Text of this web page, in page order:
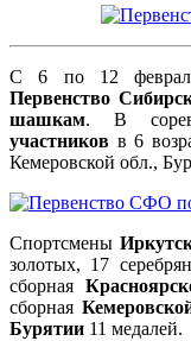
С 6 по 12
Первенство
шашкам. В
участников в 6
Кемеровской обл.,
Спортсмены
золотых, 17
сборная
сборная
Бурятии 11 медалей.